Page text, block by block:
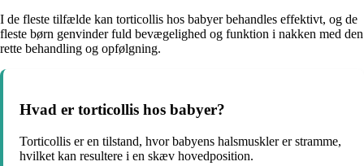
I de fleste tilfælde kan torticollis hos babyer behandles effektivt, og de
fleste børn genvinder fuld bevægelighed og funktion i nakken med den
rette behandling og opfølgning.
Hvad er torticollis hos babyer?
Torticollis er en tilstand, hvor babyens halsmuskler er stramme,
hvilket kan resultere i en skæv hovedposition.